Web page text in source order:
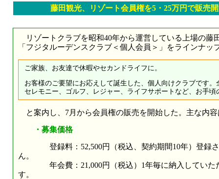
藤田観光、リゾート会員権を5・25万円で販売
リゾートクラブを昭和40年から運営している上場の藤
「フジタルーデンスクラブ＜個人会員＞」をラインナッ
ご家族、お友達で休暇やセカンドライフに。
お客様のご要望にお応えして誕生した、個人向けクラブです
セレモニー、ゴルフ、レジャー、ライフサポートなど、お手
と案内し、7月から会員権の販売を開始した。主な内容
・募集価格
登録料：52,500円（税込、契約期間10年）登録さ
ん。
年会費：21,000円（税込）1年毎に納入していただ
す。